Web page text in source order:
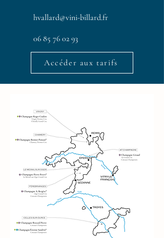
hvallard@vini-billard.fr
06 85 76 02 93
Accéder aux tarifs